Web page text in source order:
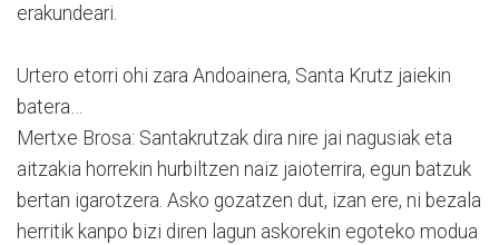
erakundeari.
Urtero etorri ohi zara Andoainera, Santa Krutz jaiekin
batera…
Mertxe Brosa: Santakrutzak dira nire jai nagusiak eta
aitzakia horrekin hurbiltzen naiz jaioterrira, egun batzuk
bertan igarotzera. Asko gozatzen dut, izan ere, ni bezala
herritik kanpo bizi diren lagun askorekin egoteko modua